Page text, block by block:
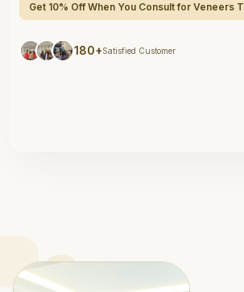
Get 10% Off When You Consult for Veneers
180+Satisfied Customer